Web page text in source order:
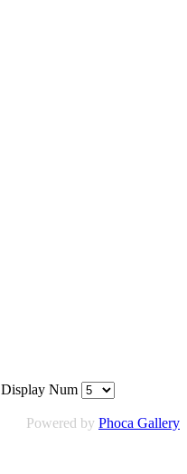
Display Num
Powered by Phoca Gallery